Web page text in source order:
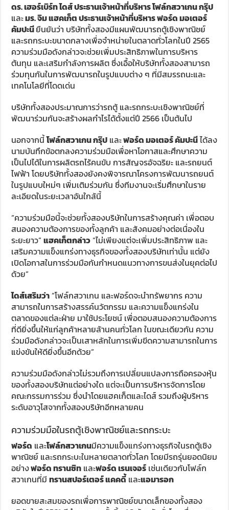
ดร. เฮอร์เบิร์ท ไดส์ ประธานเจ้าหน้าที่บริหาร โฟล์กสวาเกน กรุ๊ป
และมร. จิม แฮคเก็ต ประธานเจ้าหน้าที่บริหาร ฟอร์ด มอเตอร์
คัมปะนียืนยันว่า บริษัททั้งสองมีแผนพัฒนารถตู้เชิงพาณิชย์
และรถกระบะขนาดกลางเพื่อจำหน่ายในตลาดทั่วโลกในปี 2565
ความร่วมมือดังกล่าวจะช่วยเพิ่มประสิทธิภาพในการบริหาร
ต้นทุน และเสริมกำลังการผลิต ซึ่งเอื้อให้บริษัททั้งสองสามารถ
ร่วมทุนกันในการพัฒนารถในรูปแบบต่าง ๆ ที่มีสมรรถนะและ
เทคโนโลยีที่โดดเด่น
บริษัททั้งสองประมาณการว่ารถตู้ และรถกระบะเชิงพาณิชย์ที่
พัฒนาร่วมกันจะสร้างผลกำไรได้ตั้งแต่ปี 2566 เป็นต้นไป
นอกจากนี้โฟล์กสวาเกน กรุ๊ป และฟอร์ด มอเตอร์ คัมปะนีได้ลง
นามบันทึกข้อตกลงความร่วมมือเพื่อหาโอกาสและศึกษาความ
เป็นไปได้ในการผลิตรถไร้คนขับ การสัญจรอัจฉริยะ และรถยนต์
ไฟฟ้า โดยบริษัททั้งสองยังคงพิจารณาโครงการพัฒนารถยนต์
ในรูปแบบใหม่ๆ เพิ่มเติมร่วมกัน ซึ่งทีมงานจะเริ่มศึกษาในราย
ละเอียดในระยะเวลาอันใกล้นี้
“ความร่วมมือนี้จะช่วยทั้งสองบริษัทในการสร้างคุณค่า เพื่อตอบ
สนองความต้องการของทั้งลูกค้า และสังคมอย่างต่อเนื่องใน
ระยะยาว”แฮคเก็ตกล่าว“ไม่เพียงแต่จะเพิ่มประสิทธิภาพ และ
เสริมความแข็งแกร่งทางธุรกิจของทั้งสองบริษัทเท่านั้น แต่ยัง
เปิดโอกาสในการร่วมมือกันกำหนดแนวทางการขนส่งในยุคต่อไป
ด้วย”
ไดส์เสริมว่า“โฟล์กสวาเกน และฟอร์ดจะนำทรัพยากร ความ
สามารถในการสร้างสรรค์นวัตกรรม และความแข็งแกร่งใน
ตลาดของแต่ละฝ่าย มาใช้ประโยชน์ เพื่อตอบสนองความต้องการ
ที่ดียิ่งขึ้นให้แก่ลูกค้าหลายล้านคนทั่วโลก ในขณะเดียวกัน ความ
ร่วมมือดังกล่าวจะเป็นเสาหลักในการเพิ่มขีดความสามารถในการ
แข่งขันให้ดียิ่งขึ้นอีกด้วย”
ความร่วมมือดังกล่าวไม่รวมถึงการเปลี่ยนแปลงการถือครองหุ้น
ของทั้งสองบริษัทแต่อย่างใด แต่จะเป็นการบริหารจัดการโดย
คณะกรรมการร่วม ซึ่งนำโดยแฮคเก็ตและไดส์ รวมถึงผู้บริหาร
ระดับอาวุโสจากทั้งสองบริษัทอีกหลายคน
ความร่วมมือในรถตู้เชิงพาณิชย์และรถกระบะ
ฟอร์ด และโฟล์กสวาเกนมีความแข็งแกร่งทางธุรกิจในรถตู้เชิง
พาณิชย์ และรถกระบะในหลายตลาดทั่วโลก โดยมีรถรุ่นยอดนิยม
อย่างฟอร์ด ทรานซิท และฟอร์ด เรนเจอร์ เช่นเดียวกับโฟล์ก
สวาเกนที่มีทรานสปอร์เตอร์ แคคดี้และแอมารอก
ยอดขายสะสมของรถเพื่อการพาณิชย์ขนาดเล็กของทั้งสอง